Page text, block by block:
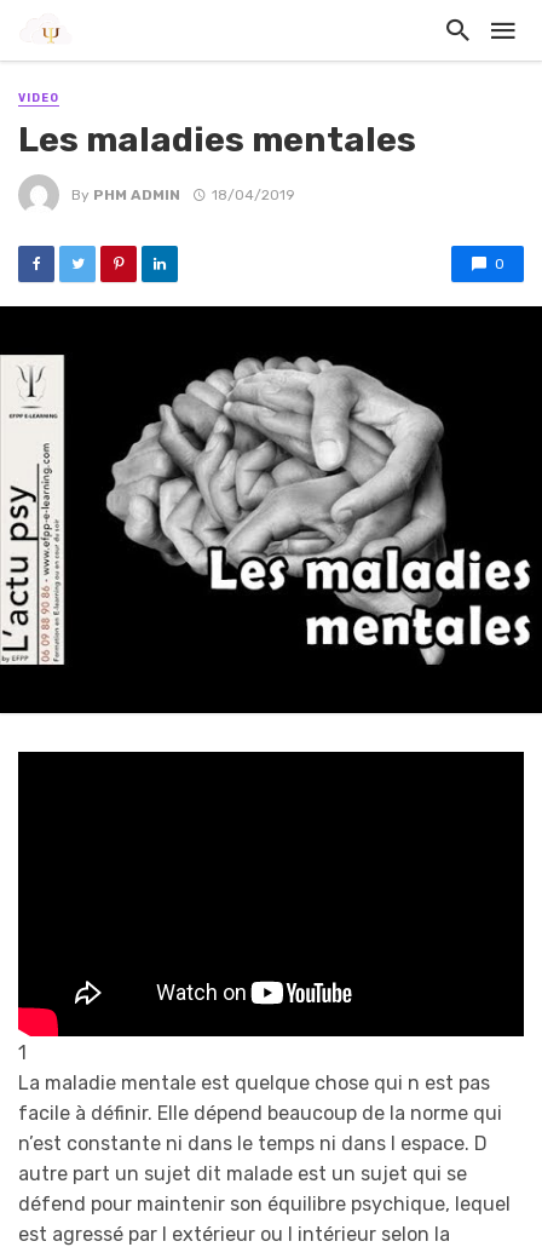
VIDEO
Les maladies mentales
By PHM ADMIN 18/04/2019
0
1
La maladie mentale est quelque chose qui n est pas
facile à définir. Elle dépend beaucoup de la norme qui
n’est constante ni dans le temps ni dans l espace. D
autre part un sujet dit malade est un sujet qui se
défend pour maintenir son équilibre psychique, lequel
est agressé par l extérieur ou l intérieur selon la